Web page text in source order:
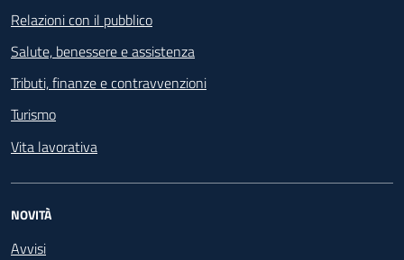
Relazioni con il pubblico
Salute, benessere e assistenza
Tributi, finanze e contravvenzioni
Turismo
Vita lavorativa
NOVITÀ
Avvisi